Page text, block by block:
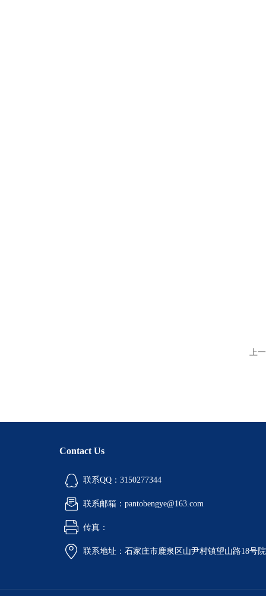
上
Contact Us
联系QQ：3150277344
联系邮箱：pantobengye@163.com
传真：
联系地址：石家庄市鹿泉区山尹村镇望山路18号